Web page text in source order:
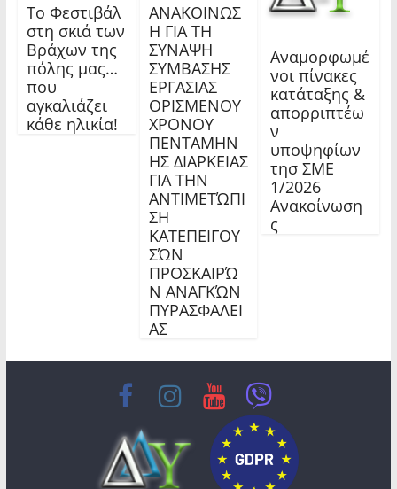
Το Φεστιβάλ
στη σκιά των
Βράχων της
πόλης μας…
που
αγκαλιάζει
κάθε ηλικία!
ΑΝΑΚΟΙΝΩΣ
Η ΓΙΑ ΤΗ
ΣΥΝΑΨΗ
ΣΥΜΒΑΣΗΣ
ΕΡΓΑΣΙΑΣ
ΟΡΙΣΜΕΝΟΥ
ΧΡΟΝΟΥ
ΠΕΝΤΑΜΗΝ
ΗΣ ΔΙΑΡΚΕΙΑΣ
ΓΙΑ ΤΗΝ
ΑΝΤΙΜΕΤΏΠΙ
ΣΗ
ΚΑΤΕΠΕΙΓΟΥ
ΣΏΝ
ΠΡΟΣΚΑΙΡΏ
Ν ΑΝΑΓΚΏΝ
ΠΥΡΑΣΦΑΛΕΙ
ΑΣ
Αναμορφωμέ
νοι πίνακες
κατάταξης &
απορριπτέω
ν
υποψηφίων
τησ ΣΜΕ
1/2026
Ανακοίνωση
ς